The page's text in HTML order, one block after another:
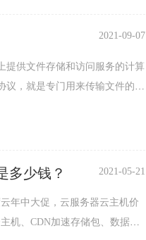
2021-09-07
提供文件存储和访问服务的计算
议，就是专门用来传输文件的协
多少钱？ 2021-05-21
年中大促，云服务器云主机价
机、CDN加速存储包、数据